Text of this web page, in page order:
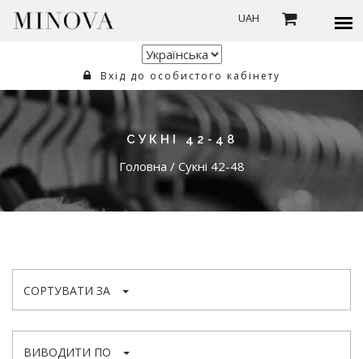
UAH
Вхід до особистого кабінету
СУКНІ 42-48
Головна / Сукні 42-48
СОРТУВАТИ ЗА
ВИВОДИТИ ПО